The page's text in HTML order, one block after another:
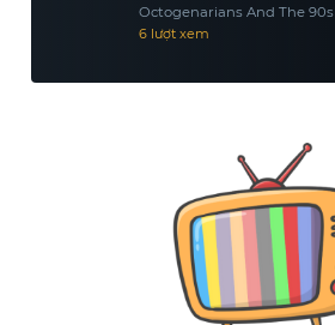
Octogenarians And The 90s
6 lượt xem